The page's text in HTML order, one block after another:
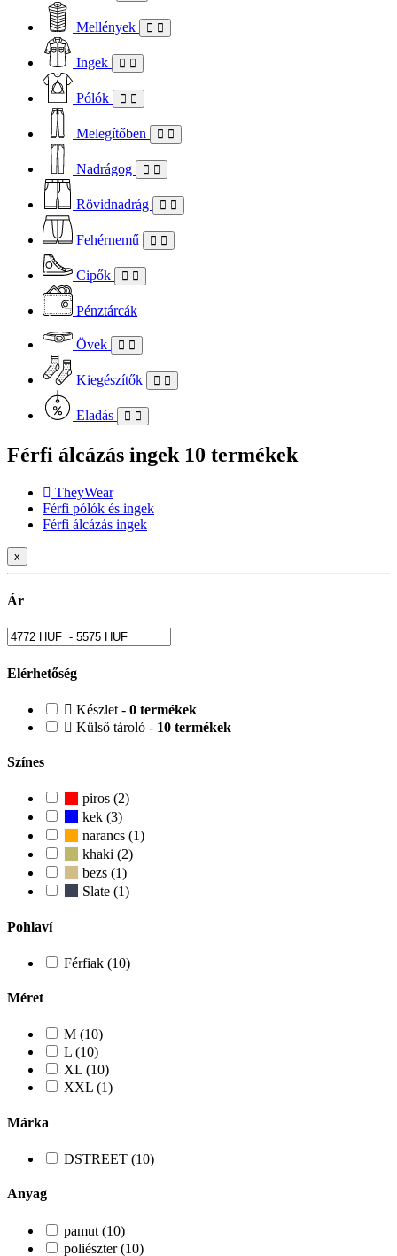
Mellények
Ingek
Pólók
Melegítőben
Nadrágog
Rövidnadrág
Fehérnemű
Cipők
Pénztárcák
Övek
Kiegészítők
Eladás
Férfi álcázás ingek 10 termékek
TheyWear
Férfi pólók és ingek
Férfi álcázás ingek
x
Ár
Elérhetőség
Készlet - 0 termékek
Külső tároló - 10 termékek
Színes
piros (2)
kek (3)
narancs (1)
khaki (2)
bezs (1)
Slate (1)
Pohlaví
Férfiak (10)
Méret
M (10)
L (10)
XL (10)
XXL (1)
Márka
DSTREET (10)
Anyag
pamut (10)
poliészter (10)